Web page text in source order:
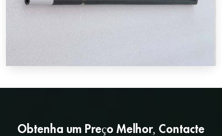
Obtenha um Preço Melhor, Contacte